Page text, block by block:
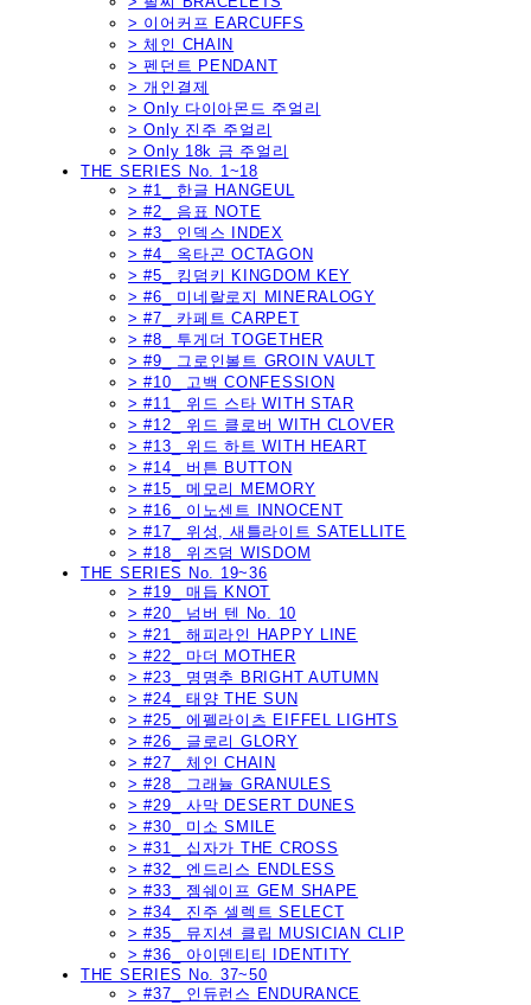
> 이어커프 EARCUFFS
> 체인 CHAIN
> 펜던트 PENDANT
> 개인결제
> Only 다이아몬드 주얼리
> Only 진주 주얼리
> Only 18k 금 주얼리
THE SERIES No. 1~18
> #1_ 한글 HANGEUL
> #2_ 음표 NOTE
> #3_ 인덱스 INDEX
> #4_ 옥타곤 OCTAGON
> #5_ 킹덤키 KINGDOM KEY
> #6_ 미네랄로지 MINERALOGY
> #7_ 카페트 CARPET
> #8_ 투게더 TOGETHER
> #9_ 그로인볼트 GROIN VAULT
> #10_ 고백 CONFESSION
> #11_ 위드 스타 WITH STAR
> #12_ 위드 클로버 WITH CLOVER
> #13_ 위드 하트 WITH HEART
> #14_ 버튼 BUTTON
> #15_ 메모리 MEMORY
> #16_ 이노센트 INNOCENT
> #17_ 위성, 새틀라이트 SATELLITE
> #18_ 위즈덤 WISDOM
THE SERIES No. 19~36
> #19_ 매듭 KNOT
> #20_ 넘버 텐 No. 10
> #21_ 해피라인 HAPPY LINE
> #22_ 마더 MOTHER
> #23_ 명명추 BRIGHT AUTUMN
> #24_ 태양 THE SUN
> #25_ 에펠라이츠 EIFFEL LIGHTS
> #26_ 글로리 GLORY
> #27_ 체인 CHAIN
> #28_ 그래뉼 GRANULES
> #29_ 사막 DESERT DUNES
> #30_ 미소 SMILE
> #31_ 십자가 THE CROSS
> #32_ 엔드리스 ENDLESS
> #33_ 젬쉐이프 GEM SHAPE
> #34_ 진주 셀렉트 SELECT
> #35_ 뮤지션 클립 MUSICIAN CLIP
> #36_ 아이덴티티 IDENTITY
THE SERIES No. 37~50
> #37_ 인듀런스 ENDURANCE